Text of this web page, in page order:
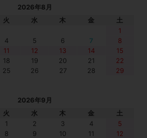
2026年8月
火 水 木 金
土
1
4 5 6 7
8
11 12 13 14
15
18 19 20 21
22
25 26 27 28
29
2026年9月
火 水 木 金
土
1
2 3 4
5
8 9 10 11
12